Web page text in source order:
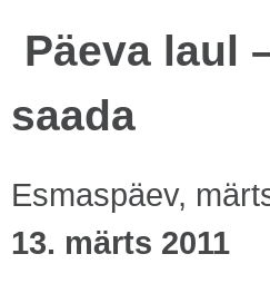
Päeva laul
saada
Esmaspäev,
13. märts 2011